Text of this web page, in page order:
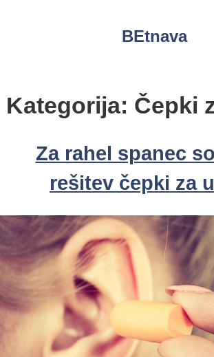
BEtnava
Kategorija: Čepki
Za rahel spanec
rešitev čepki za